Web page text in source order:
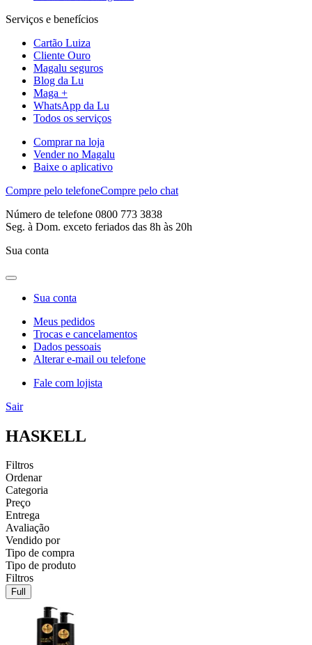
Serviços e benefícios
Cartão Luiza
Cliente Ouro
Magalu seguros
Blog da Lu
Maga +
WhatsApp da Lu
Todos os serviços
Comprar na loja
Vender no Magalu
Baixe o aplicativo
Compre pelo telefoneCompre pelo chat
Número de telefone 0800 773 3838
Seg. à Dom. exceto feriados das 8h às 20h
Sua conta
Sua conta
Meus pedidos
Trocas e cancelamentos
Dados pessoais
Alterar e-mail ou telefone
Fale com lojista
Sair
HASKELL
Filtros
Ordenar
Categoria
Preço
Entrega
Avaliação
Vendido por
Tipo de compra
Tipo de produto
Filtros
Full